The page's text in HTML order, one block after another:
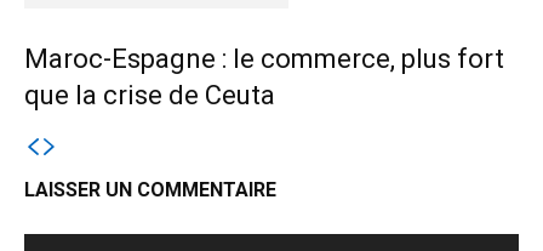
Maroc-Espagne : le commerce, plus fort
que la crise de Ceuta
LAISSER UN COMMENTAIRE